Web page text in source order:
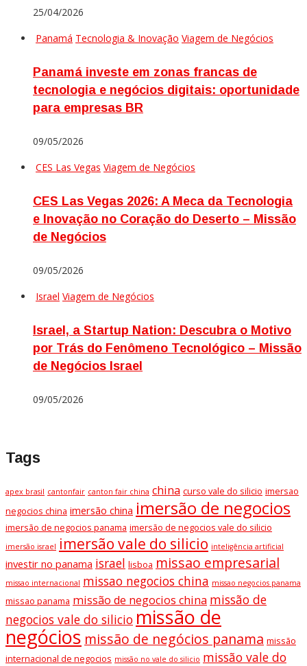
25/04/2026
Panamá Tecnologia & Inovação Viagem de Negócios
Panamá investe em zonas francas de
tecnologia e negócios digitais: oportunidade
para empresas BR
09/05/2026
CES Las Vegas Viagem de Negócios
CES Las Vegas 2026: A Meca da Tecnologia
e Inovação no Coração do Deserto – Missão
de Negócios
09/05/2026
Israel Viagem de Negócios
Israel, a Startup Nation: Descubra o Motivo
por Trás do Fenômeno Tecnológico – Missão
de Negócios Israel
09/05/2026
Tags
apex brasil cantonfair canton fair china china curso vale do silicio imersao
negocios china imersão china imersão de negocios
imersão de negocios panama imersão de negocios vale do silicio
imersão israel imersão vale do silicio inteligência artificial
investir no panama israel lisboa missao empresarial
missao internacional missao negocios china missao negocios panama
missao panama missão de negocios china missão de
negocios vale do silicio missão de
negócios missão de negócios panama missão
internacional de negocios missão no vale do silicio missão vale do